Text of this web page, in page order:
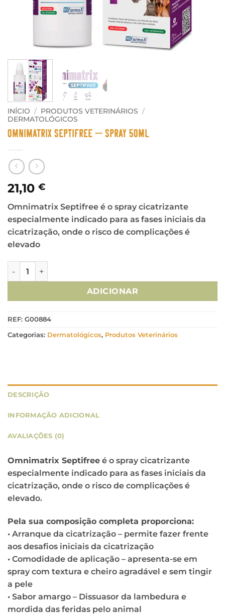
INÍCIO / PRODUTOS VETERINÁRIOS /
DERMATOLÓGICOS
Omnimatrix Septifree – Spray 50ml
21,10 €
Omnimatrix Septifree é o spray cicatrizante
especialmente indicado para as fases iniciais da
cicatrização, onde o risco de complicações é
elevado
Quantidade de Omnimatrix Septifree - Spray 50ml
ADICIONAR
REF: G00884
Categorias: Dermatológicos, Produtos Veterinários
DESCRIÇÃO
INFORMAÇÃO ADICIONAL
AVALIAÇÕES (0)
Omnimatrix Septifree é o spray cicatrizante
especialmente indicado para as fases iniciais da
cicatrização, onde o risco de complicações é
elevado.
Pela sua composição completa proporciona:
• Arranque da cicatrização – permite fazer frente
aos desafios iniciais da cicatrização
• Comodidade de aplicação – apresenta-se em
spray com textura e cheiro agradável e sem tingir
a pele
• Sabor amargo – Dissuasor da lambedura e
mordida das feridas pelo animal